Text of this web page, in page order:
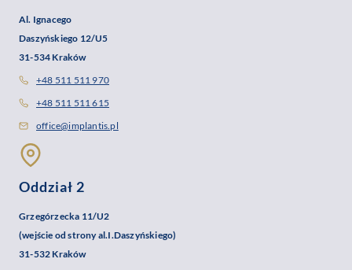
Al. Ignacego
Daszyńskiego 12/U5
31-534 Kraków
+48 511 511 970
+48 511 511 615
office@implantis.pl
Oddział 2
Grzegórzecka 11/U2
(wejście od strony al.I.Daszyńskiego)
31-532 Kraków